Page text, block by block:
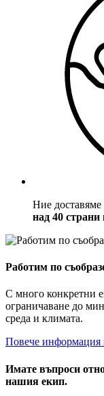
Ние доставяме
над 40 страни
Работим по
С много конкретни
ограничаване до
среда и климата.
Повече информация
Имате въпроси
нашия екип.